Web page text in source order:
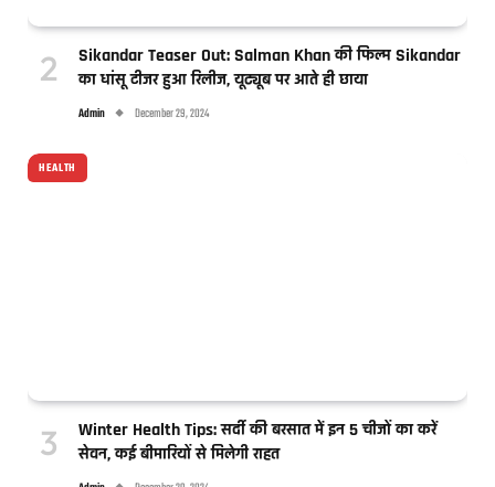
Sikandar Teaser Out: Salman Khan की फिल्म Sikandar
का धांसू टीजर हुआ रिलीज, यूट्यूब पर आते ही छाया
Admin December 29, 2024
HEALTH
Winter Health Tips: सर्दी की बरसात में इन 5 चीजों का करें
सेवन, कई बीमारियों से मिलेगी राहत